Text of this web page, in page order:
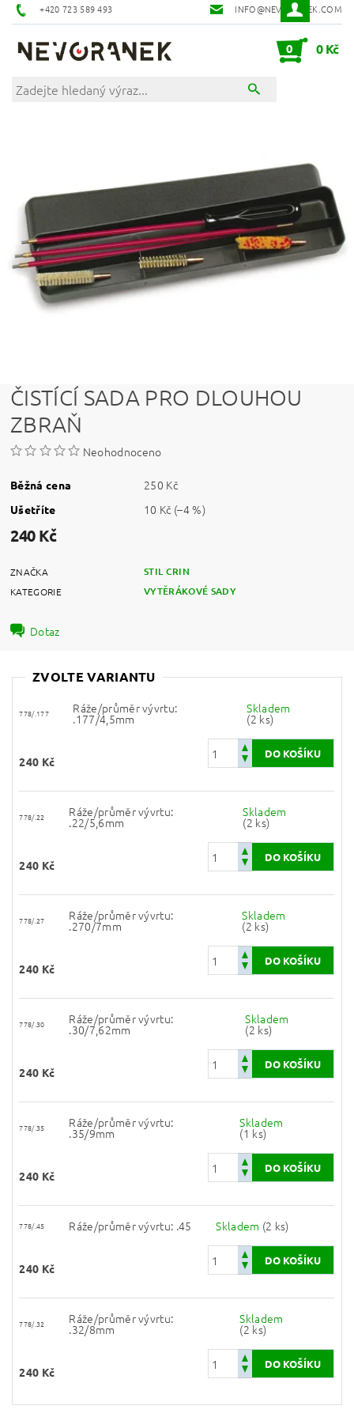
+420 723 589 493 INFO@NEVORANEK.COM
0 0 Kč
ČISTÍCÍ SADA PRO DLOUHOU
ZBRAŇ
Neohodnoceno
Běžná cena 250 Kč
Ušetříte 10 Kč (–4 %)
240 Kč
ZNAČKA STIL CRIN
KATEGORIE VYTĚRÁKOVÉ SADY
Dotaz
ZVOLTE VARIANTU
778/.177 Ráže/průměr vývrtu:
.177/4,5mm
Skladem
(2 ks)
240 Kč
778/.22 Ráže/průměr vývrtu:
.22/5,6mm
Skladem
(2 ks)
240 Kč
778/.27 Ráže/průměr vývrtu:
.270/7mm
Skladem
(2 ks)
240 Kč
778/.30 Ráže/průměr vývrtu:
.30/7,62mm
Skladem
(2 ks)
240 Kč
778/.35 Ráže/průměr vývrtu:
.35/9mm
Skladem
(1 ks)
240 Kč
778/.45 Ráže/průměr vývrtu: .45 Skladem (2 ks)
240 Kč
778/.32 Ráže/průměr vývrtu:
.32/8mm
Skladem
(2 ks)
240 Kč